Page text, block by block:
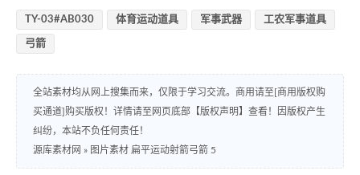
TY-03#AB030 体育运动道具 军事武器 工农军事道具
弓箭
全站素材均从网上搜集而来，仅限于学习交流。商用请至[商用版权购
买通道]购买版权！详情请至网页底部【版权声明】查看！因版权产生
纠纷，本站不负任何责任！
源库素材网 » 图片素材 扁平运动射箭弓箭 5